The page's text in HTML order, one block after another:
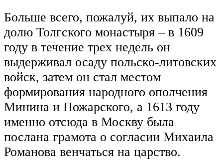
Больше всего, пожалуй, их выпало на
долю Толгского монастыря – в 1609
году в течение трех недель он
выдерживал осаду польско-литовских
войск, затем он стал местом
формирования народного ополчения
Минина и Пожарского, а 1613 году
именно отсюда в Москву была
послана грамота о согласии Михаила
Романова венчаться на царство.